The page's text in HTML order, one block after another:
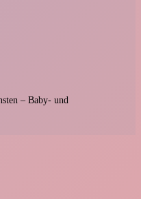
– Baby- und